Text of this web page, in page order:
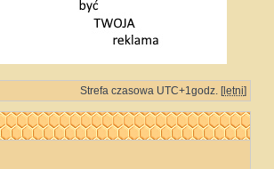
Strefa czasowa UTC+1godz. [letni]